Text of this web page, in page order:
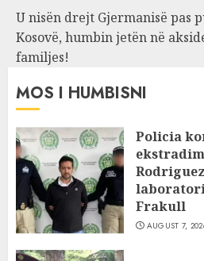
U nisën drejt Gjermanisë pas
Kosovë, humbin jetën në
familjes!
MOS I HUMBISNI
Policia
Frakull
AUGUST 7,